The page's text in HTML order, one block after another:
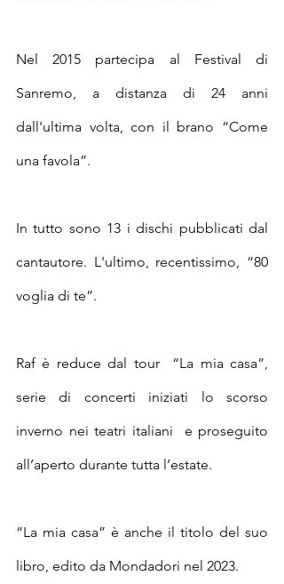
Nel 2015 partecipa al Festival di
Sanremo, a distanza di 24 anni
dall'ultima volta, con il brano “Come
una favola”.
In tutto sono 13 i dischi pubblicati dal
cantautore. L'ultimo, recentissimo, “80
voglia di te”.
Raf è reduce dal tour
“La mia casa”,
serie di concerti iniziati lo scorso
inverno nei teatri italiani
e proseguito
all’aperto durante tutta l’estate.
“La mia casa” è anche il titolo del suo
libro, edito da Mondadori nel 2023.